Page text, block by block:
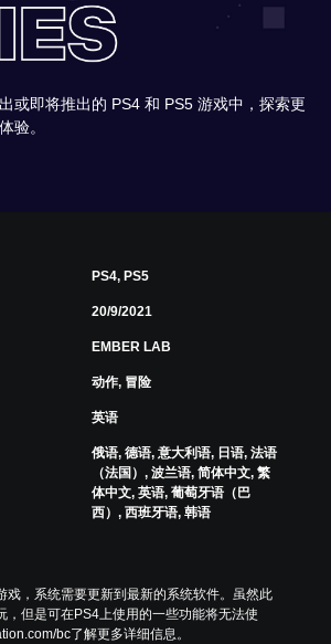
或即将推出的 PS4 和 PS5 游戏中，探索更
验。
PS4, PS5
20/9/2021
EMBER LAB
动作, 冒险
英语
俄语, 德语, 意大利语, 日语, 法语
（法国）, 波兰语, 简体中文, 繁
体中文, 英语, 葡萄牙语（巴
西）, 西班牙语, 韩语
戏，系统需要更新到最新的系统软件。虽然此
，但是可在PS4上使用的一些功能将无法使
bc了解更多详细信息。